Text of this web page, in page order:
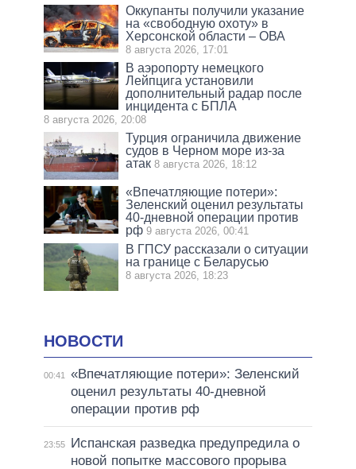
Оккупанты получили указание
на «свободную охоту» в
Херсонской области – ОВА
8 августа 2026, 17:01
В аэропорту немецкого
Лейпцига установили
дополнительный радар после
инцидента с БПЛА
8 августа 2026, 20:08
Турция ограничила движение
судов в Черном море из-за
атак 8 августа 2026, 18:12
«Впечатляющие потери»:
Зеленский оценил результаты
40-дневной операции против
рф 9 августа 2026, 00:41
В ГПСУ рассказали о ситуации
на границе с Беларусью
8 августа 2026, 18:23
НОВОСТИ
00:41
«Впечатляющие потери»: Зеленский
оценил результаты 40-дневной
операции против рф
23:55
Испанская разведка предупредила о
новой попытке массового прорыва